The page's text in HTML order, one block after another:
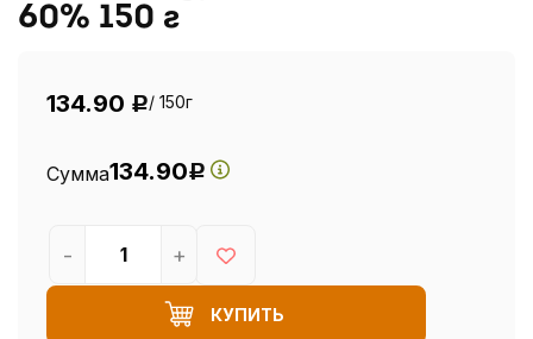
60% 150 г
134.90 Р/ 150г
Сумма134.90Р
КУПИТЬ
- +